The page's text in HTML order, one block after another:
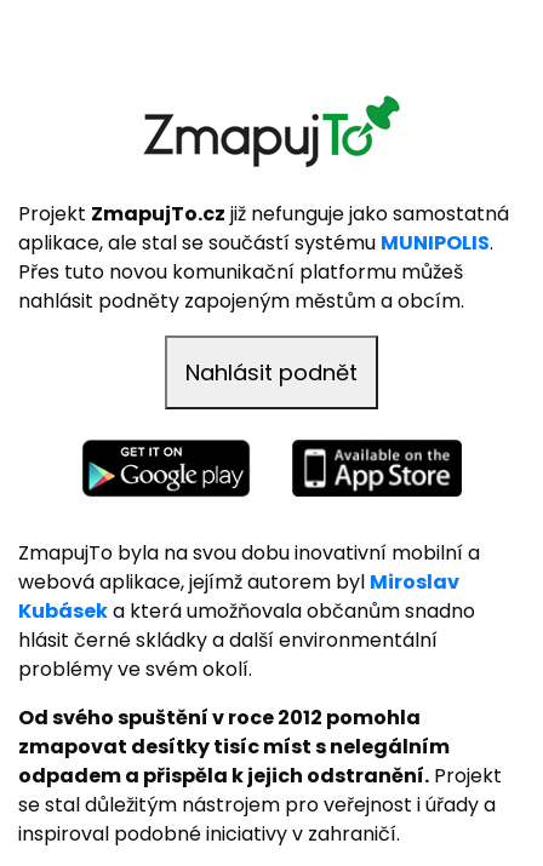
Projekt ZmapujTo.cz již nefunguje jako samostatná
aplikace, ale stal se součástí systému MUNIPOLIS.
Přes tuto novou komunikační platformu můžeš
nahlásit podněty zapojeným městům a obcím.
Nahlásit podnět
ZmapujTo byla na svou dobu inovativní mobilní a
webová aplikace, jejímž autorem byl Miroslav
Kubáseka která umožňovala občanům snadno
hlásit černé skládky a další environmentální
problémy ve svém okolí.
Od svého spuštění v roce 2012 pomohla
zmapovat desítky tisíc míst s nelegálním
odpadem a přispěla k jejich odstranění. Projekt
se stal důležitým nástrojem pro veřejnost i úřady a
inspiroval podobné iniciativy v zahraničí.